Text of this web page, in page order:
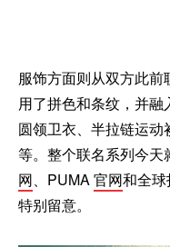
服饰方面则从双方此
用了拼色和条纹，并
圆领卫衣、半拉链运
等。整个联名系列今天
网、PUMA官网和全
特别留意。